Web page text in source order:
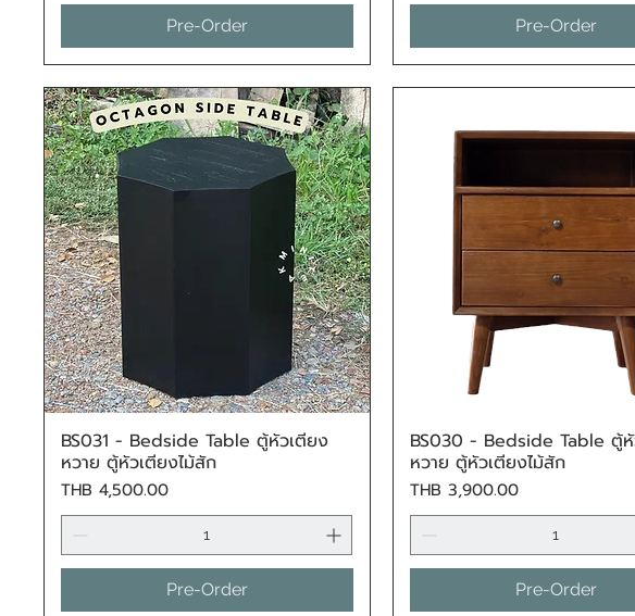
Pre-Order Pre-Order
Quick View
BS031 - Bedside Table ตู้หัวเตียง
หวาย ตู้หัวเตียงไม้สัก
Price
THB 4,500.00
Pre-Order
Quick View
BS030 - Bedside Table ตู้
หวาย ตู้หัวเตียงไม้สัก
Price
THB 3,900.00
Pre-Order